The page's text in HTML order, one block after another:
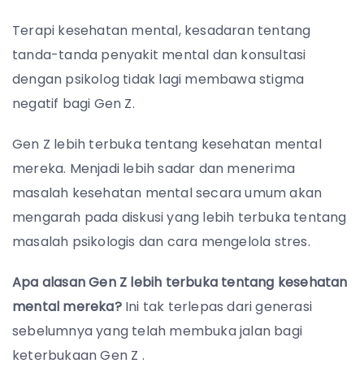
Terapi kesehatan mental, kesadaran tentang
tanda-tanda penyakit mental dan konsultasi
dengan psikolog tidak lagi membawa stigma
negatif bagi Gen Z.
Gen Z lebih terbuka tentang kesehatan mental
mereka. Menjadi lebih sadar dan menerima
masalah kesehatan mental secara umum akan
mengarah pada diskusi yang lebih terbuka tentang
masalah psikologis dan cara mengelola stres.
Apa alasan Gen Z lebih terbuka tentang kesehatan
mental mereka?Ini tak terlepas dari generasi
sebelumnya yang telah membuka jalan bagi
keterbukaan Gen Z .